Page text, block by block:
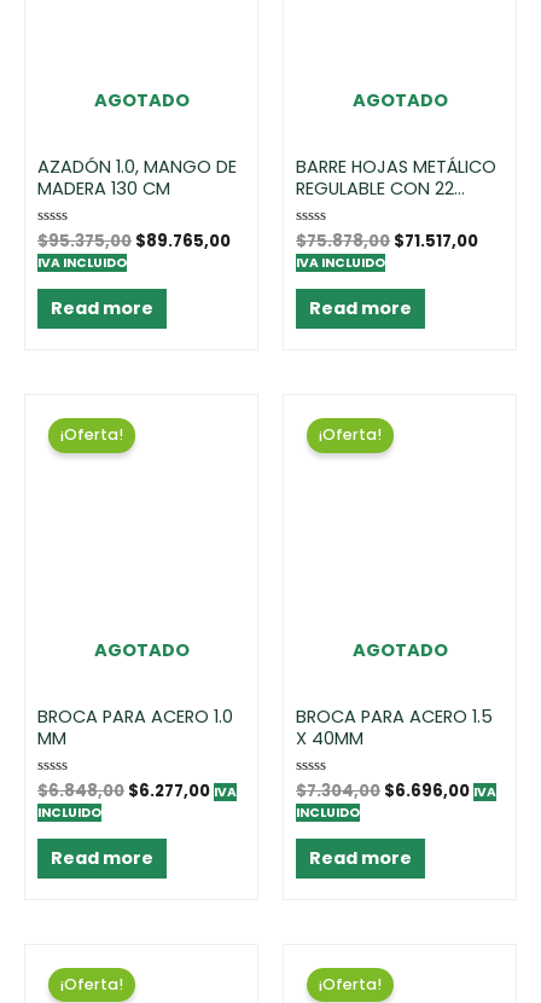
AGOTADO
AZADÓN 1.0, MANGO DE
MADERA 130 CM
Rated
0
out
$95.375,00 $89.765,00
IVA INCLUIDO
Read more
AGOTADO
BARRE HOJAS METÁLICO
REGULABLE CON 22...
Rated
0
out
$75.878,00 $71.517,00
IVA INCLUIDO
Read more
AGOTADO
¡Oferta!
BROCA PARA ACERO 1.0
MM
Rated
0
out
$6.848,00 $6.277,00 IVA
INCLUIDO
Read more
AGOTADO
¡Oferta!
BROCA PARA ACERO 1.5
X 40MM
Rated
0
out
$7.304,00 $6.696,00 IVA
INCLUIDO
Read more
¡Oferta! ¡Oferta!